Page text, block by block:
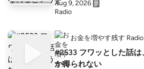
Aug 9, 2026
お金を増やす残す Radio
#2533 フワッとした話は、そういう答えし
か得られない